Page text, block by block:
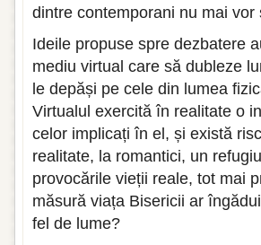
dintre contemporani nu mai vor
Ideile propuse spre dezbatere
mediu virtual care să dubleze
le depăși pe cele din lumea
Virtualul exercită în realitate o
celor implicați în el, și există
realitate, la romantici, un
provocările vieții reale, tot mai
măsură viața Bisericii ar
fel de lume?